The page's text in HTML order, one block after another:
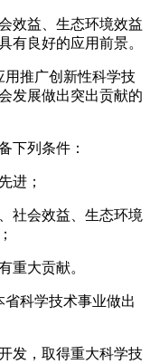
效益、生态环境效益
有良好的应用前景。
用推广创新性科学技
发展做出突出贡献的
下列条件：
进；
社会效益、生态环境
重大贡献。
科学技术事业做出
发，取得重大科学技